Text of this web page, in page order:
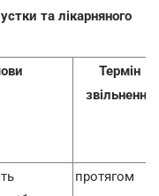
та лікарняного
Термін
звільнення
протягом